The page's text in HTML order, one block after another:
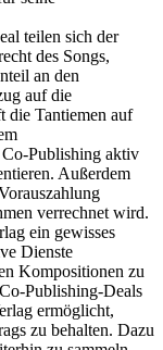
teilen sich der
des Songs,
an den
auf die
die Tantiemen auf
Publishing aktiv
Außerdem
verrechnet wird.
ein gewisses
Dienste
Kompositionen zu
Publishing-Deals
ermöglicht,
zu behalten. Dazu